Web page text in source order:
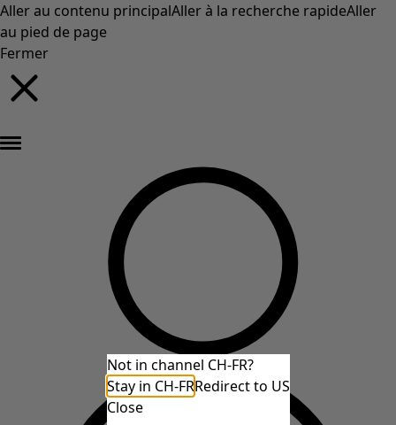
Aller au contenu principalAller à la recherche rapideAller
au pied de page
Fermer
Not in channel CH-FR?
Stay in CH-FRRedirect to US
Close